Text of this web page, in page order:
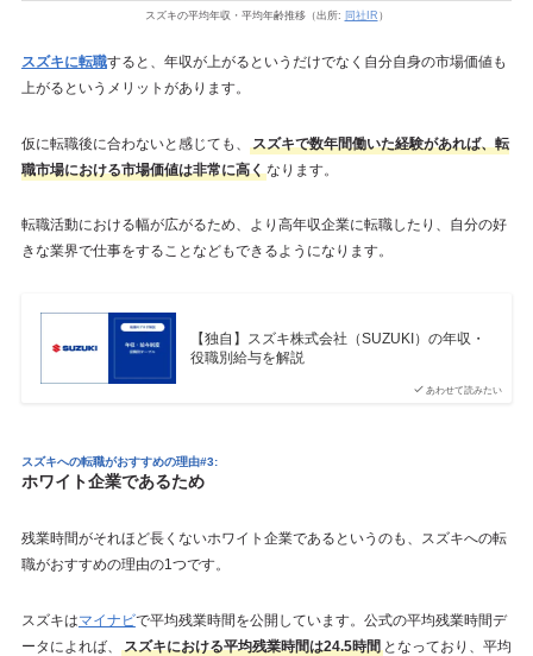
スズキの平均年収・平均年齢推移（出所: 同社IR ）
スズキに転職すると、年収が上がるというだけでなく自分自身の市場価値も
上がるというメリットがあります。
仮に転職後に合わないと感じても、
スズキで数年間働いた経験があれば、転
職市場における市場価値は非常に高くなります。
転職活動における幅が広がるため、より高年収企業に転職したり、自分の好
きな業界で仕事をすることなどもできるようになります。
あわせて読みたい
【独自】スズキ株式会社（SUZUKI）の年収・
役職別給与を解説
スズキへの転職がおすすめの理由#3:
ホワイト企業であるため
残業時間がそれほど長くないホワイト企業であるというのも、スズキへの転
職がおすすめの理由の1つです。
スズキはマイナビで平均残業時間を公開しています。公式の平均残業時間デ
ータによれば、
スズキにおける平均残業時間は24.5時間となっており、平均